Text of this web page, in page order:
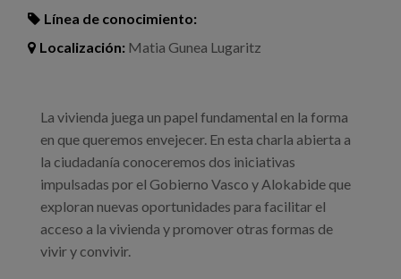
Noticias
Prensa
Canal de denuncias
Línea de conocimiento:
Localización: Matia Gunea Lugaritz
La vivienda juega un papel fundamental en la forma
en que queremos envejecer. En esta charla abierta a
la ciudadanía conoceremos dos iniciativas
impulsadas por el Gobierno Vasco y Alokabide que
exploran nuevas oportunidades para facilitar el
acceso a la vivienda y promover otras formas de
vivir y convivir.